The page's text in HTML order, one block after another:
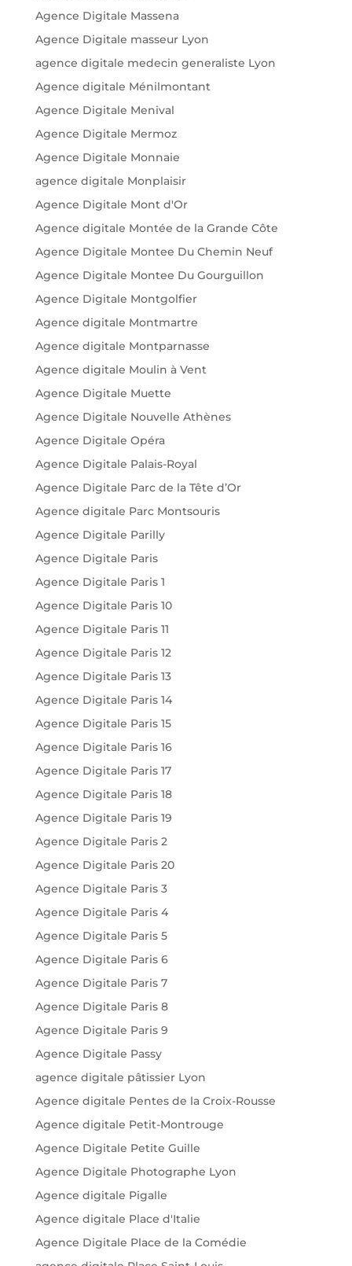
Agence Digitale Massena
Agence Digitale masseur Lyon
agence digitale medecin generaliste Lyon
Agence digitale Ménilmontant
Agence Digitale Menival
Agence Digitale Mermoz
Agence Digitale Monnaie
agence digitale Monplaisir
Agence Digitale Mont d'Or
Agence digitale Montée de la Grande Côte
Agence Digitale Montee Du Chemin Neuf
Agence Digitale Montee Du Gourguillon
Agence Digitale Montgolfier
Agence digitale Montmartre
Agence digitale Montparnasse
Agence digitale Moulin à Vent
Agence Digitale Muette
Agence Digitale Nouvelle Athènes
Agence Digitale Opéra
Agence Digitale Palais-Royal
Agence Digitale Parc de la Tête d’Or
Agence digitale Parc Montsouris
Agence Digitale Parilly
Agence Digitale Paris
Agence Digitale Paris 1
Agence Digitale Paris 10
Agence Digitale Paris 11
Agence Digitale Paris 12
Agence Digitale Paris 13
Agence Digitale Paris 14
Agence Digitale Paris 15
Agence Digitale Paris 16
Agence Digitale Paris 17
Agence Digitale Paris 18
Agence Digitale Paris 19
Agence Digitale Paris 2
Agence Digitale Paris 20
Agence Digitale Paris 3
Agence Digitale Paris 4
Agence Digitale Paris 5
Agence Digitale Paris 6
Agence Digitale Paris 7
Agence Digitale Paris 8
Agence Digitale Paris 9
Agence Digitale Passy
agence digitale pâtissier Lyon
Agence digitale Pentes de la Croix-Rousse
Agence digitale Petit-Montrouge
Agence Digitale Petite Guille
Agence Digitale Photographe Lyon
Agence digitale Pigalle
Agence digitale Place d'Italie
Agence Digitale Place de la Comédie